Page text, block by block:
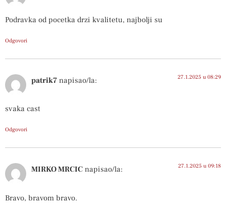
Podravka od pocetka drzi kvalitetu, najbolji su
Odgovori
patrik7 napisao/la: 27.1.2025 u 08:29
svaka cast
Odgovori
MIRKO MRCIC napisao/la: 27.1.2025 u 09:18
Bravo, bravom bravo.